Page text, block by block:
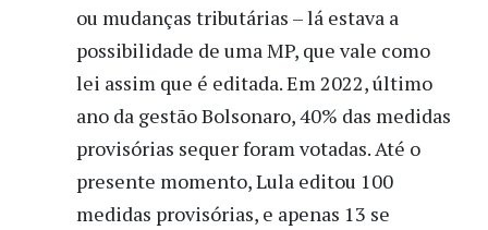
ou mudanças tributárias – lá estava a
possibilidade de uma MP, que vale como
lei assim que é editada. Em 2022, último
ano da gestão Bolsonaro, 40% das medidas
provisórias sequer foram votadas. Até o
presente momento, Lula editou 100
medidas provisórias, e apenas 13 se